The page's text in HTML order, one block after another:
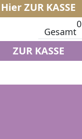
Hier ZUR KASSE
Gesamt
0
ZUR KASSE